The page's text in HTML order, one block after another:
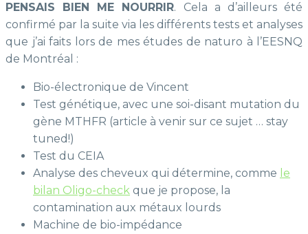
PENSAIS BIEN ME NOURRIR. Cela a d’ailleurs été
confirmé par la suite via les différents tests et analyses
que j’ai faits lors de mes études de naturo à l’EESNQ
de Montréal :
Bio-électronique de Vincent
Test génétique, avec une soi-disant mutation du
gène MTHFR (article à venir sur ce sujet … stay
tuned!)
Test du CEIA
Analyse des cheveux qui détermine, comme le
bilan Oligo-check que je propose, la
contamination aux métaux lourds
Machine de bio-impédance